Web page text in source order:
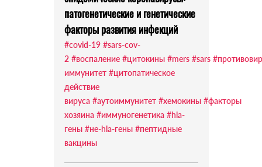
патогенетические и генетические
факторы развития инфекций
#covid-19 #sars-cov-
2 #воспаление #цитокины #mers #sars
иммунитет #цитопатическое
действие
вируса #аутоиммунитет #хемокины #факторы
хозяина #иммуногенетика #hla-
гены #не-hla-гены #пептидные
вакцины